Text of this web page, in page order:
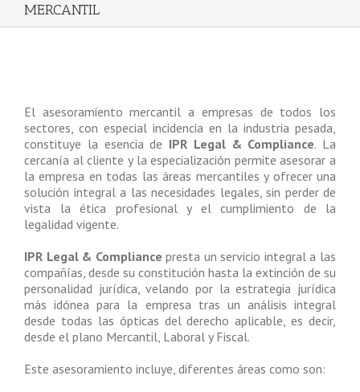
MERCANTIL
El asesoramiento mercantil a empresas de todos los
sectores, con especial incidencia en la industria pesada,
constituye la esencia de IPR Legal & Compliance. La
cercanía al cliente y la especialización permite asesorar a
la empresa en todas las áreas mercantiles y ofrecer una
solución integral a las necesidades legales, sin perder de
vista la ética profesional y el cumplimiento de la
legalidad vigente.
IPR Legal & Compliance presta un servicio integral a las
compañías, desde su constitución hasta la extinción de su
personalidad jurídica, velando por la estrategia jurídica
más idónea para la empresa tras un análisis integral
desde todas las ópticas del derecho aplicable, es decir,
desde el plano Mercantil, Laboral y Fiscal.
Este asesoramiento incluye, diferentes áreas como son: